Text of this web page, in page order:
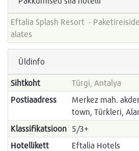
Eftalia Splash Resort -
alates
Üldinfo
Sihtkoht
Türgi, Antalya
Postiaadress
Merkez mah.
town, Türkleri,
Klassifikatsioon 5/3+
Hotellikett
Eftalia Hotels